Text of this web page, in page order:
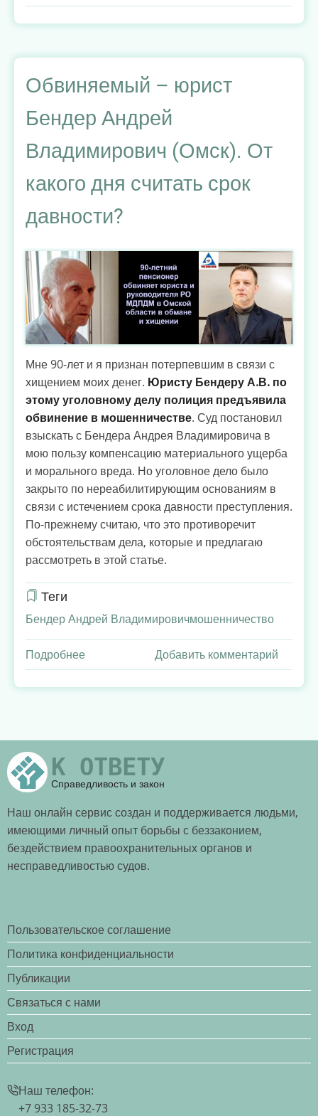
Удастся
ли
избавиться
от
тяжелого
наследия
советского
режима
всеобщей
медицинской
Обвиняемый – юрист
Бендер Андрей
Владимирович (Омск). От
какого дня считать срок
давности?
Мне 90-лет и я признан потерпевшим в связи с
хищением моих денег. Юристу Бендеру А.В. по
этому уголовному делу полиция предъявила
обвинение в мошенничестве. Суд постановил
взыскать с Бендера Андрея Владимировича в
мою пользу компенсацию материального ущерба
и морального вреда. Но уголовное дело было
закрыто по нереабилитирующим основаниям в
связи с истечением срока давности преступления.
По-прежнему считаю, что это противоречит
обстоятельствам дела, которые и предлагаю
рассмотреть в этой статье.
Теги
Бендер Андрей Владимировичмошенничество
Подробнее
Обвиняемый
–
Андрей
Владимирович
(Омск).
какого
дня
считать
срок
Добавить комментарий
К ОТВЕТУ
Справедливость и закон
Наш онлайн сервис создан и поддерживается людьми,
имеющими личный опыт борьбы с беззаконием,
бездействием правоохранительных органов и
несправедливостью судов.
Пользовательское соглашение
Политика конфиденциальности
Публикации
Связаться с нами
Вход
Регистрация
Наш телефон:
+7 933 185-32-73